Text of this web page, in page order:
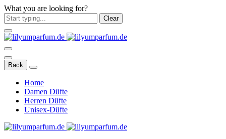
What you are looking for?
Clear
Back
Home
Damen Düfte
Herren Düfte
Unisex-Düfte